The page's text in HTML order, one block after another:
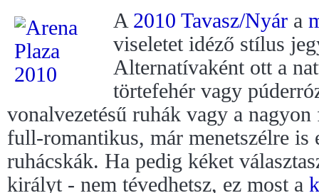
A 2010 Tavasz/Nyár a
viseletet idéző stílus
Alternatívaként ott a
törtefehér vagy
vonalvezetésű ruhák vagy a
full-romantikus, már menetszélre is
ruhácskák. Ha pedig kéket
királyt - nem tévedhetsz, ez most a